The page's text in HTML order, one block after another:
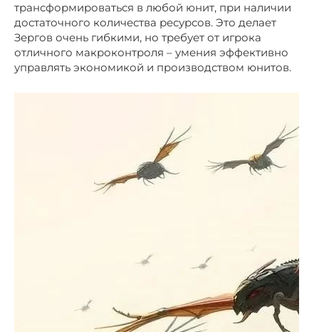
трансформироваться в любой юнит, при наличии
достаточного количества ресурсов. Это делает
Зергов очень гибкими, но требует от игрока
отличного макроконтроля – умения эффективно
управлять экономикой и производством юнитов.